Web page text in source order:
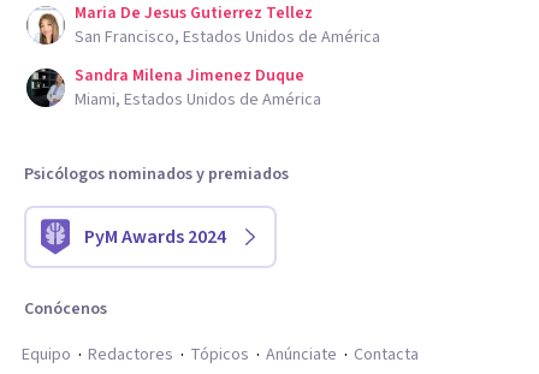
Maria De Jesus Gutierrez Tellez
San Francisco, Estados Unidos de América
Sandra Milena Jimenez Duque
Miami, Estados Unidos de América
Psicólogos nominados y premiados
PyM Awards 2024
Conócenos
Equipo
Redactores Tópicos Anúnciate Contacta